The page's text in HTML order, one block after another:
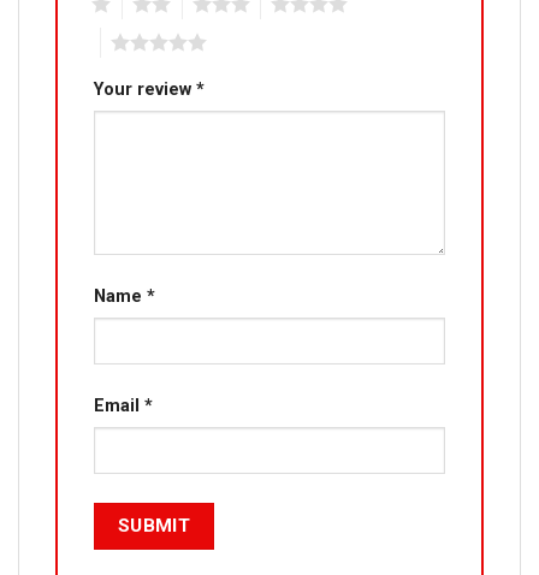
Your review *
Name *
Email *